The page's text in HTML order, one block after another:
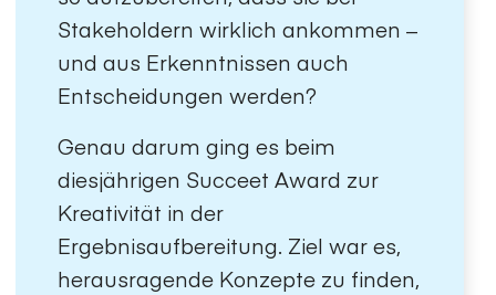
Stakeholdern wirklich ankommen –
und aus Erkenntnissen auch
Entscheidungen werden?
Genau darum ging es beim
diesjährigen Succeet Award zur
Kreativität in der
Ergebnisaufbereitung. Ziel war es,
herausragende Konzepte zu finden,